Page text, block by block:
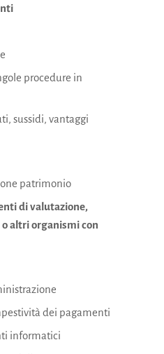
procedure in
sussidi, vantaggi
patrimonio
di valutazione,
altri organismi con
dei pagamenti
informatici